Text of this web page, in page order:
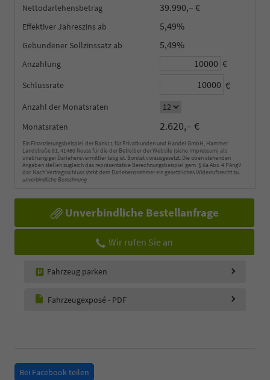
Nettodarlehensbetrag 39.990,– €
Effektiver Jahreszins 5,49%
Gebundener Sollzinssatz 5,49%
Anzahlung €
Schlussrate €
Anzahl der Monatsraten
Monatsraten
2.620,– €
Ein Finanzierungsbeispiel der Bank11 für Privatkunden und Handel GmbH, Hammer
Landstraße 91, 41460 Neuss für die der Betreiber der Website (siehe Impressum) als
unabhängiger Darlehensvermittler tätig ist. Bonität vorausgesetzt. Die oben stehenden
Angaben stellen zugleich das repräsentative Berechnungsbeispiel gem. § 6a Abs. 4 PAngV
dar. Nach Vertragsschluss steht dem Darlehensnehmer ein gesetzliches Widerrufsrecht zu.
unverbindliche Berechnung
Unverbindliche Bestellanfrage
Wir rufen Sie an
Fahrzeug parken
Fahrzeugexposé - PDF
Bei Facebook teilen